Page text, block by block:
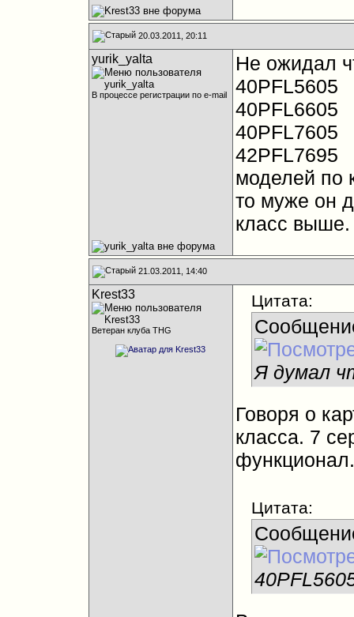
20.03.2011, 20:11
yurik_yalta
В процессе регистрации по e-mail
Не ожидал
40PFL5605
40PFL6605
40PFL7605
42PFL7695
моделей по
то муже он
класс
21.03.2011, 14:40
Krest33
Ветеран клуба THG
Цитата:
Я думал
Говоря о
класса. 7
функционал.
Цитата: